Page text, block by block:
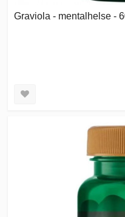
Graviola - mentalhelse -